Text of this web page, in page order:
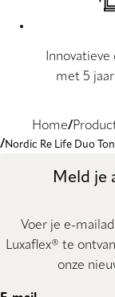
Innovatieve
met 5
Home
Nordic Re Life Duo
Meld je
Voer je e-
Luxaflex® te
onze